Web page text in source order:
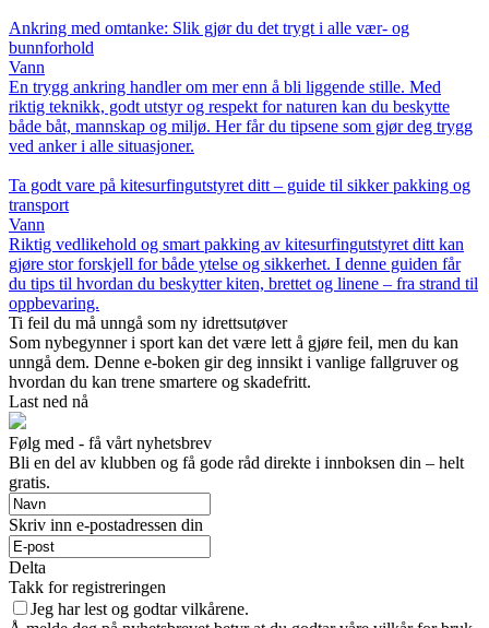
Ankring med omtanke: Slik gjør du det trygt i alle vær- og
bunnforhold
Vann
En trygg ankring handler om mer enn å bli liggende stille. Med
riktig teknikk, godt utstyr og respekt for naturen kan du beskytte
både båt, mannskap og miljø. Her får du tipsene som gjør deg trygg
ved anker i alle situasjoner.
Ta godt vare på kitesurfingutstyret ditt – guide til sikker pakking og
transport
Vann
Riktig vedlikehold og smart pakking av kitesurfingutstyret ditt kan
gjøre stor forskjell for både ytelse og sikkerhet. I denne guiden får
du tips til hvordan du beskytter kiten, brettet og linene – fra strand til
oppbevaring.
Ti feil du må unngå som ny idrettsutøver
Som nybegynner i sport kan det være lett å gjøre feil, men du kan
unngå dem. Denne e-boken gir deg innsikt i vanlige fallgruver og
hvordan du kan trene smartere og skadefritt.
Last ned nå
Følg med - få vårt nyhetsbrev
Bli en del av klubben og få gode råd direkte i innboksen din – helt
gratis.
Skriv inn e-postadressen din
Delta
Takk for registreringen
Jeg har lest og godtar vilkårene.